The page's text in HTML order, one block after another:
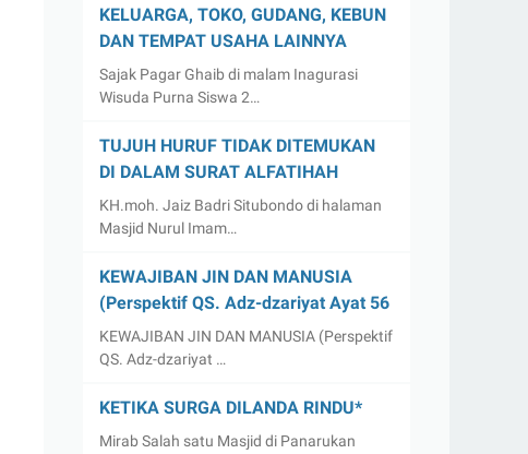
KELUARGA, TOKO, GUDANG, KEBUN
DAN TEMPAT USAHA LAINNYA
Sajak Pagar Ghaib di malam Inagurasi
Wisuda Purna Siswa 2…
TUJUH HURUF TIDAK DITEMUKAN
DI DALAM SURAT ALFATIHAH
KH.moh. Jaiz Badri Situbondo di halaman
Masjid Nurul Imam…
KEWAJIBAN JIN DAN MANUSIA
(Perspektif QS. Adz-dzariyat Ayat 56
KEWAJIBAN JIN DAN MANUSIA (Perspektif
QS. Adz-dzariyat …
KETIKA SURGA DILANDA RINDU*
Mirab Salah satu Masjid di Panarukan